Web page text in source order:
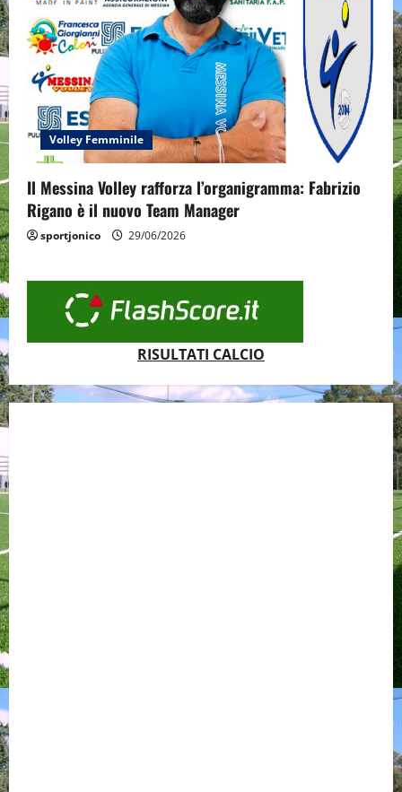
Volley Femminile
Il Messina Volley rafforza l’organigramma: Fabrizio
Rigano è il nuovo Team Manager
sportjonico 29/06/2026
RISULTATI CALCIO